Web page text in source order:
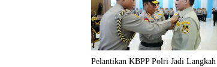
Pelantikan KBPP Polri Jadi Langkah